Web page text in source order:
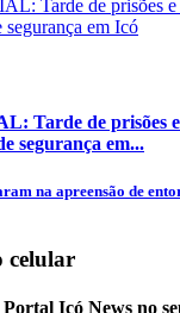
Tarde de prisões e
segurança em...
na apreensão de
celular
Portal Icó News no